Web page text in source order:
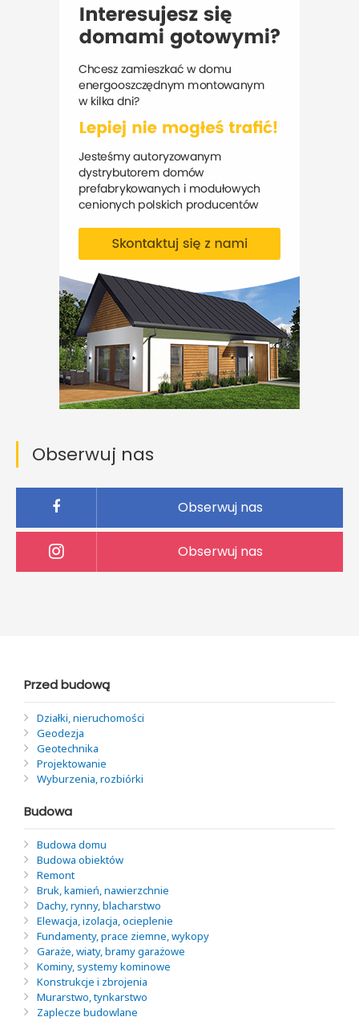
Obserwuj nas
Obserwuj nas
Obserwuj nas
Przed budową
Działki, nieruchomości
Geodezja
Geotechnika
Projektowanie
Wyburzenia, rozbiórki
Budowa
Budowa domu
Budowa obiektów
Remont
Bruk, kamień, nawierzchnie
Dachy, rynny, blacharstwo
Elewacja, izolacja, ocieplenie
Fundamenty, prace ziemne, wykopy
Garaże, wiaty, bramy garażowe
Kominy, systemy kominowe
Konstrukcje i zbrojenia
Murarstwo, tynkarstwo
Zaplecze budowlane